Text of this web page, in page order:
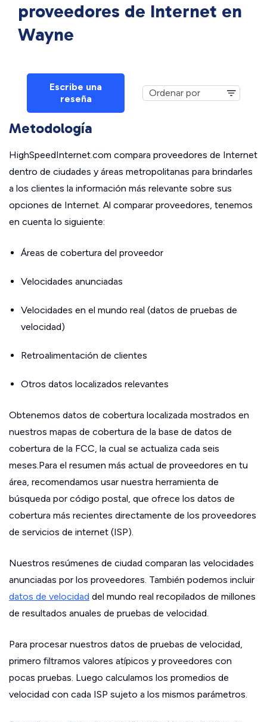
proveedores de Internet en
Wayne
Escribe una
reseña
Metodología
HighSpeedInternet.com compara proveedores de Internet
dentro de ciudades y áreas metropolitanas para brindarles
a los clientes la información más relevante sobre sus
opciones de Internet. Al comparar proveedores, tenemos
en cuenta lo siguiente:
Áreas de cobertura del proveedor
Velocidades anunciadas
Velocidades en el mundo real (datos de pruebas de
velocidad)
Retroalimentación de clientes
Otros datos localizados relevantes
Obtenemos datos de cobertura localizada mostrados en
nuestros mapas de cobertura de la base de datos de
cobertura de la FCC, la cual se actualiza cada seis
meses.Para el resumen más actual de proveedores en tu
área, recomendamos usar nuestra herramienta de
búsqueda por código postal, que ofrece los datos de
cobertura más recientes directamente de los proveedores
de servicios de internet (ISP).
Nuestros resúmenes de ciudad comparan las velocidades
anunciadas por los proveedores. También podemos incluir
datos de velocidad del mundo real recopilados de millones
de resultados anuales de pruebas de velocidad.
Para procesar nuestros datos de pruebas de velocidad,
primero filtramos valores atípicos y proveedores con
pocas pruebas. Luego calculamos los promedios de
velocidad con cada ISP sujeto a los mismos parámetros.